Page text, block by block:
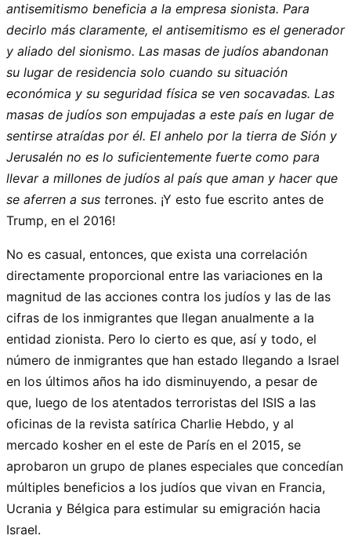
antisemitismo beneficia a la empresa sionista. Para
decirlo más claramente, el antisemitismo es el generador
y aliado del sionismo. Las masas de judíos abandonan
su lugar de residencia solo cuando su situación
económica y su seguridad física se ven socavadas. Las
masas de judíos son empujadas a este país en lugar de
sentirse atraídas por él. El anhelo por la tierra de Sión y
Jerusalén no es lo suficientemente fuerte como para
llevar a millones de judíos al país que aman y hacer que
se aferren a sus terrones. ¡Y esto fue escrito antes de
Trump, en el 2016!
No es casual, entonces, que exista una correlación
directamente proporcional entre las variaciones en la
magnitud de las acciones contra los judíos y las de las
cifras de los inmigrantes que llegan anualmente a la
entidad zionista. Pero lo cierto es que, así y todo, el
número de inmigrantes que han estado llegando a Israel
en los últimos años ha ido disminuyendo, a pesar de
que, luego de los atentados terroristas del ISIS a las
oficinas de la revista satírica Charlie Hebdo, y al
mercado kosher en el este de París en el 2015, se
aprobaron un grupo de planes especiales que concedían
múltiples beneficios a los judíos que vivan en Francia,
Ucrania y Bélgica para estimular su emigración hacia
Israel.